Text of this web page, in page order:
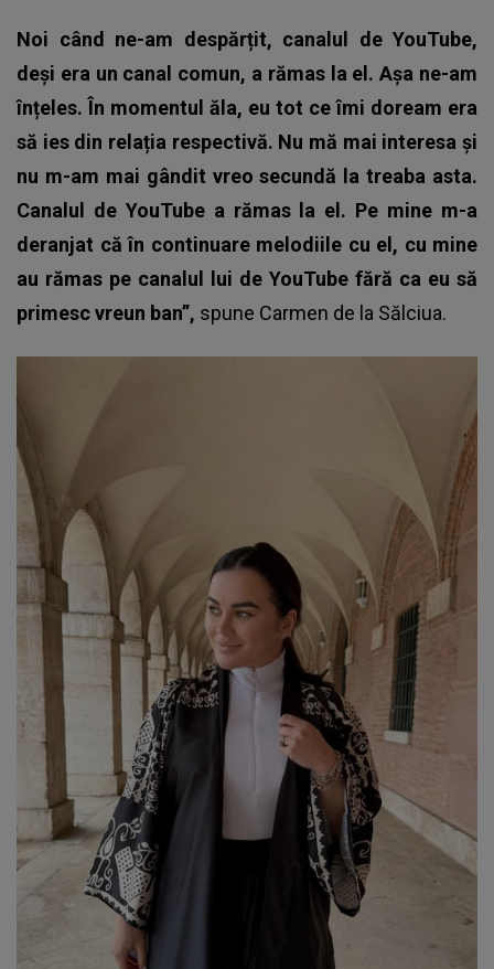
Noi când ne-am despărțit, canalul de YouTube,
deși era un canal comun, a rămas la el. Așa ne-am
înțeles. În momentul ăla, eu tot ce îmi doream era
să ies din relația respectivă. Nu mă mai interesa și
nu m-am mai gândit vreo secundă la treaba asta.
Canalul de YouTube a rămas la el. Pe mine m-a
deranjat că în continuare melodiile cu el, cu mine
au rămas pe canalul lui de YouTube fără ca eu să
primesc vreun ban”, spune Carmen de la Sălciua.